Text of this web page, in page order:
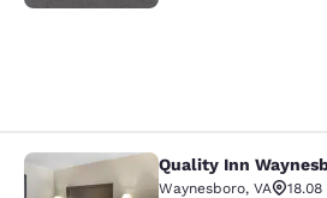
Quality InnQuality Inn
Waynesboro, VA